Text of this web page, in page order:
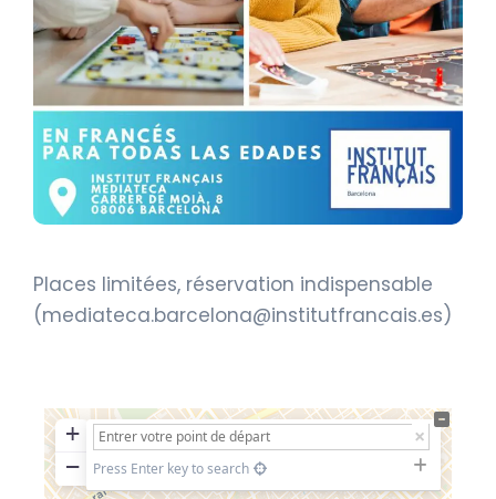
Places limitées, réservation indispensable
(mediateca.barcelona@institutfrancais.es)
+
−
Press Enter key to search